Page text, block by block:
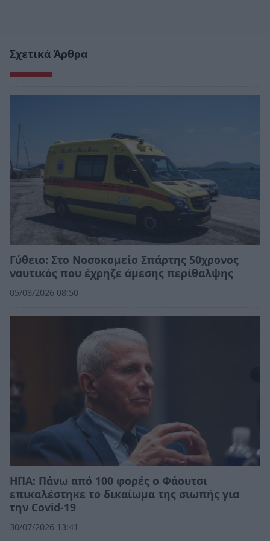
Σχετικά Άρθρα
Γύθειο: Στο Νοσοκομείο Σπάρτης 50χρονος
ναυτικός που έχρηζε άμεσης περίθαλψης
05/08/2026 08:50
ΗΠΑ: Πάνω από 100 φορές ο Φάουτσι
επικαλέστηκε το δικαίωμα της σιωπής για
την Covid-19
30/07/2026 13:41